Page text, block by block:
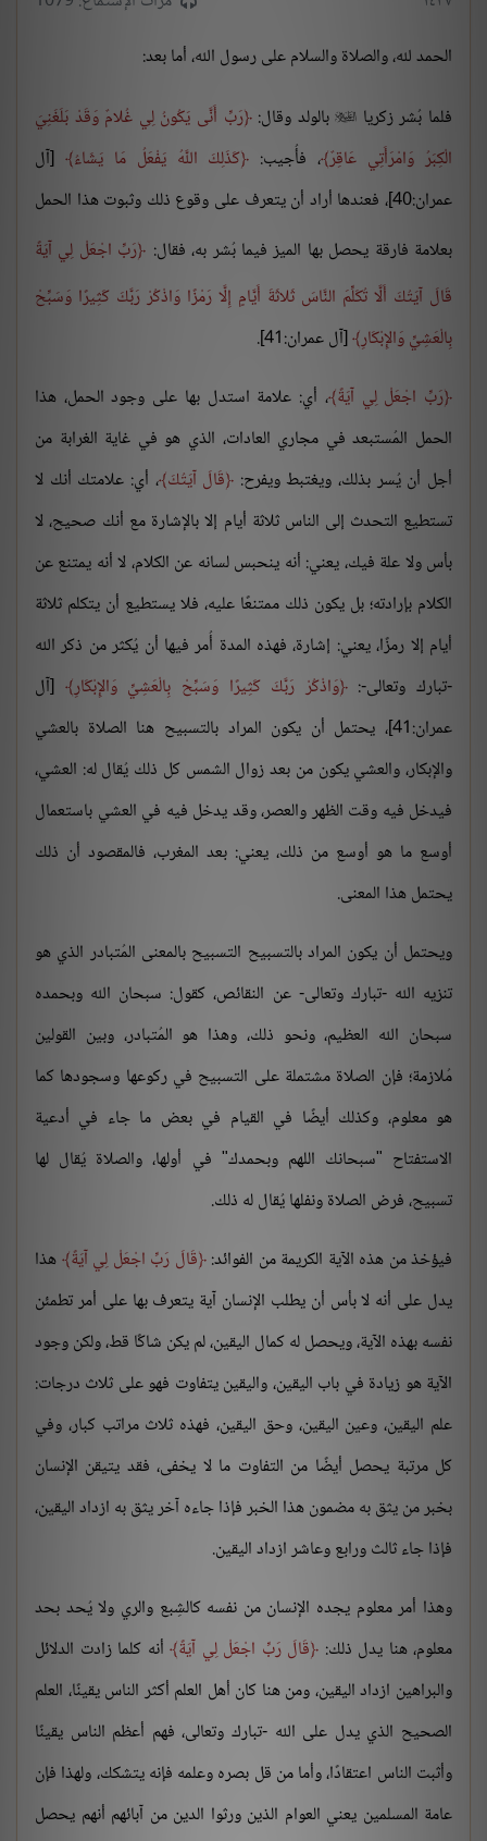
الحمد لله، والصلاة والسلام على رسول الله، أما بعد:
فلما بُشر زكريا بالولد وقال: رَبِّ أَنَّى يَكُونُ لِي غُلامٌ وَقَدْ بَلَغَنِيَ
الْكِبَرُ وَامْرَأَتِي عَاقِرٌ ، فأُجيب: كَذَلِكَ اللَّهُ يَفْعَلُ مَا يَشَاءُ
[آل
عمران:40]، فعندها أراد أن يتعرف على وقوع ذلك وثبوت هذا الحمل
بعلامة فارقة يحصل بها الميز فيما بُشر به، فقال: رَبِّ اجْعَلْ لِي آيَةً
قَالَ آيَتُكَ أَلَّا تُكَلِّمَ النَّاسَ ثَلاثَةَ أَيَّامٍ إِلَّا رَمْزًا وَاذْكُرْ رَبَّكَ كَثِيرًا وَسَبِّحْ
بِالْعَشِيِّ وَالإِبْكَارِ [آل عمران:41].
رَبِّ اجْعَلْ لِي آيَةً ، أي: علامة استدل بها على وجود الحمل، هذا
الحمل المُستبعد في مجاري العادات، الذي هو في غاية الغرابة من
أجل أن يُسر بذلك، ويغتبط ويفرح: قَالَ آيَتُكَ ، أي: علامتك أنك لا
تستطيع التحدث إلى الناس ثلاثة أيام إلا بالإشارة مع أنك صحيح، لا
بأس ولا علة فيك، يعني: أنه ينحبس لسانه عن الكلام، لا أنه يمتنع عن
الكلام بإرادته؛ بل يكون ذلك ممتنعًا عليه، فلا يستطيع أن يتكلم ثلاثة
أيام إلا رمزًا، يعني: إشارة، فهذه المدة أُمر فيها أن يُكثر من ذكر الله
-تبارك وتعالى-: وَاذْكُرْ رَبَّكَ كَثِيرًا وَسَبِّحْ بِالْعَشِيِّ وَالإِبْكَارِ
[آل
عمران:41]، يحتمل أن يكون المراد بالتسبيح هنا الصلاة بالعشي
والإبكار، والعشي يكون من بعد زوال الشمس كل ذلك يُقال له: العشي،
فيدخل فيه وقت الظهر والعصر، وقد يدخل فيه في العشي باستعمال
أوسع ما هو أوسع من ذلك، يعني: بعد المغرب، فالمقصود أن ذلك
يحتمل هذا المعنى.
ويحتمل أن يكون المراد بالتسبيح التسبيح بالمعنى المُتبادر الذي هو
تنزيه الله -تبارك وتعالى- عن النقائص، كقول: سبحان الله وبحمده
سبحان الله العظيم، ونحو ذلك، وهذا هو المُتبادر، وبين القولين
مُلازمة؛ فإن الصلاة مشتملة على التسبيح في ركوعها وسجودها كما
هو معلوم، وكذلك أيضًا في القيام في بعض ما جاء في أدعية
الاستفتاح "سبحانك اللهم وبحمدك" في أولها، والصلاة يُقال لها
تسبيح، فرض الصلاة ونفلها يُقال له ذلك.
فيؤخذ من هذه الآية الكريمة من الفوائد: قَالَ رَبِّ اجْعَلْ لِي آيَةً هذا
يدل على أنه لا بأس أن يطلب الإنسان آية يتعرف بها على أمر تطمئن
نفسه بهذه الآية، ويحصل له كمال اليقين، لم يكن شاكًا قط، ولكن وجود
الآية هو زيادة في باب اليقين، واليقين يتفاوت فهو على ثلاث درجات:
علم اليقين، وعين اليقين، وحق اليقين، فهذه ثلاث مراتب كبار، وفي
كل مرتبة يحصل أيضًا من التفاوت ما لا يخفى، فقد يتيقن الإنسان
بخبر من يثق به مضمون هذا الخبر فإذا جاءه آخر يثق به ازداد اليقين،
فإذا جاء ثالث ورابع وعاشر ازداد اليقين.
وهذا أمر معلوم يجده الإنسان من نفسه كالشِبع والري ولا يُحد بحد
معلوم، هنا يدل ذلك: قَالَ رَبِّ اجْعَلْ لِي آيَةً أنه كلما زادت الدلائل
والبراهين ازداد اليقين، ومن هنا كان أهل العلم أكثر الناس يقينًا، العلم
الصحيح الذي يدل على الله -تبارك وتعالى، فهم أعظم الناس يقينًا
وأثبت الناس اعتقادًا، وأما من قل بصره وعلمه فإنه يتشكك، ولهذا فإن
عامة المسلمين يعني العوام الذين ورثوا الدين من آبائهم أنهم يحصل